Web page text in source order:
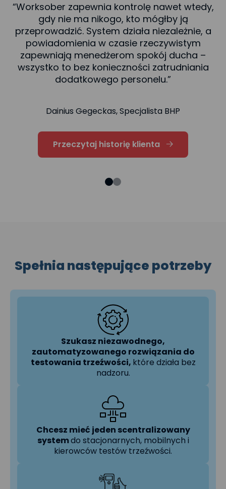
“Worksober zapewnia kontrolę nawet wtedy,
gdy nie ma nikogo, kto mógłby ją
przeprowadzić. System działa niezależnie, a
powiadomienia w czasie rzeczywistym
zapewniają menedżerom spokój ducha –
wszystko to bez konieczności zatrudniania
dodatkowego personelu.”
Dainius Gegeckas, Specjalista BHP
Przeczytaj historię klienta
Spełnia następujące potrzeby
Szukasz niezawodnego,
zautomatyzowanego rozwiązania do
testowania trzeźwości, które działa bez
nadzoru.
Chcesz mieć jeden scentralizowany
systemdo stacjonarnych, mobilnych i
kierowców testów trzeźwości.